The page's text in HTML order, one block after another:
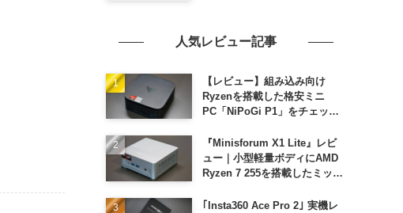
人気レビュー記事
【レビュー】組み込み向け
Ryzenを搭載した格安ミニ
PC「NiPoGi P1」をチェック
高性能
『Minisforum X1 Lite』レビ
ュー｜小型軽量ボディにAMD
Ryzen 7 255を搭載したミッド
｢Insta360 Ace Pro 2｣ 実機レ